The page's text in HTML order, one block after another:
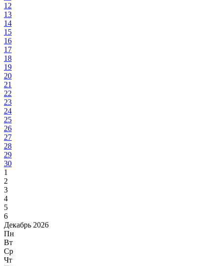
12
13
14
15
16
17
18
19
20
21
22
23
24
25
26
27
28
29
30
1
2
3
4
5
6
Декабрь 2026
Пн
Вт
Ср
Чт